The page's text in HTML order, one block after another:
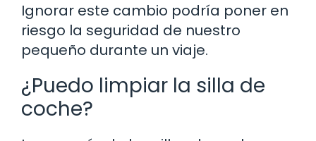
Ignorar este cambio podría poner en
riesgo la seguridad de nuestro
pequeño durante un viaje.
¿Puedo limpiar la silla de
coche?